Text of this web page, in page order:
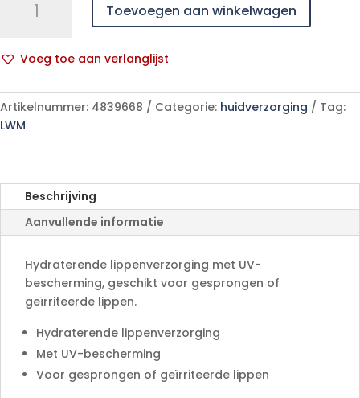
Hydraderm
Lippenverzorging
Uv
4,5ml
aantal
Toevoegen aan winkelwagen
Voeg toe aan verlanglijst
l
t
e
a
t
Artikelnummer: 4839668 Categorie: huidverzorging
Tag:
LWM
Beschrijving
Aanvullende informatie
Hydraterende lippenverzorging met UV-
bescherming, geschikt voor gesprongen of
geïrriteerde lippen.
Hydraterende lippenverzorging
Met UV-bescherming
Voor gesprongen of geïrriteerde lippen